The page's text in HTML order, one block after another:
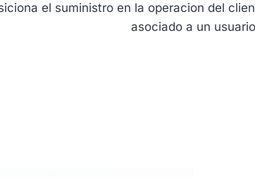
el suministro en la operacion del
asociado a un